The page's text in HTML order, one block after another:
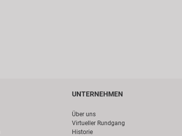
UNTERNEHMEN
Über uns
Virtueller Rundgang
Historie